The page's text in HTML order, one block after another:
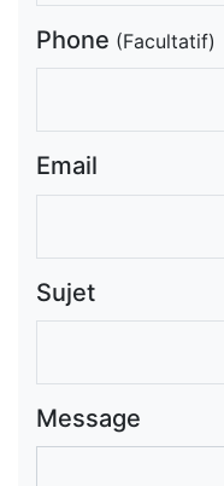
Phone (Facultatif)
Email
Sujet
Message